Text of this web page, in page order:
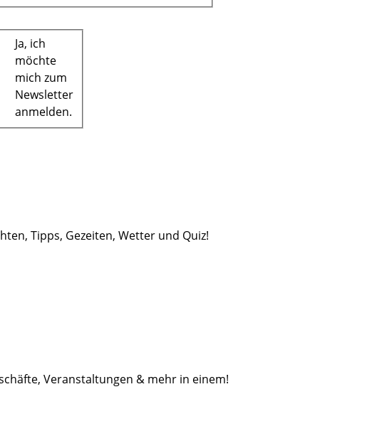
Ja, ich
möchte
mich zum
Newsletter
anmelden.
Tipps, Gezeiten, Wetter und Quiz!
Veranstaltungen & mehr in einem!